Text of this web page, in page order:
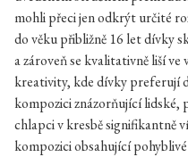
mohli přeci jen odkrýt určité
do věku přibližně 16 let dívky
a zároveň se kvalitativně liší
kreativity, kde dívky preferují
kompozici znázorňující lidské,
chlapci v kresbě signifikantně
kompozici obsahující